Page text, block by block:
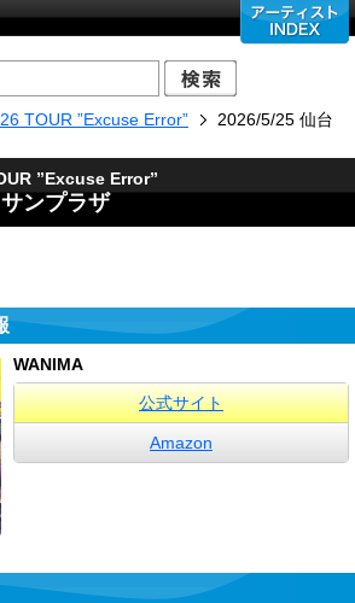
TOUR ”Excuse Error”
2026/5/25 仙台
”Excuse Error”
ンプラザ
WANIMA
公式サイト
Amazon